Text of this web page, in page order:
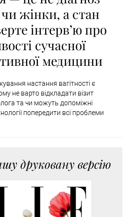
чи жінки, а стан
інтервʼю про
сучасної
медицини
настання вагітності є
не варто відкладати візит
та чи можуть допоміжні
попередити всі проблеми
друковану версію